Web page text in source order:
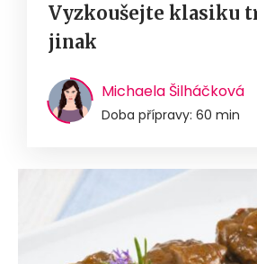
Vyzkoušejte klasiku
jinak
Michaela Šilháčková
Doba přípravy: 60 min